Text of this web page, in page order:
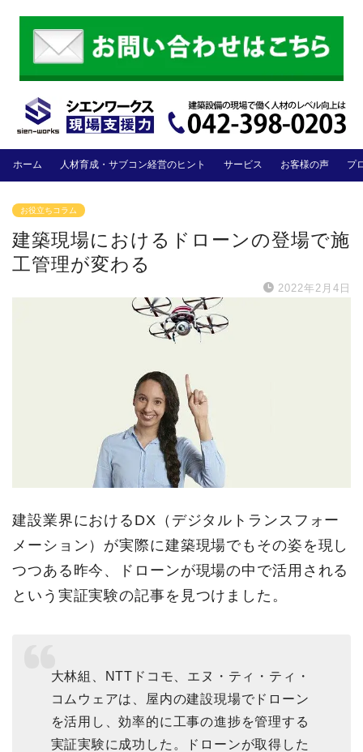
ホーム 人材育成・サブコン経営のヒント サービス お客様の声 プ
お役立ちコラム
建築現場におけるドローンの登場で施
工管理が変わる
2022年2月4日
建設業界におけるDX（デジタルトランスフォー
メーション）が実際に建築現場でもその姿を現し
つつある昨今、ドローンが現場の中で活用される
という実証実験の記事を見つけました。
大林組、NTTドコモ、エヌ・ティ・ティ・
コムウェアは、屋内の建設現場でドローン
を活用し、効率的に工事の進捗を管理する
実証実験に成功した。ドローンが取得した